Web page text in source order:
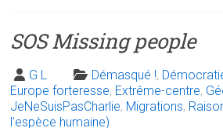
SOS Missing people
G L Démasqué !,
Europe forteresse, Extrême-centre,
JeNeSuisPasCharlie, Migrations,
l'espèce humaine)